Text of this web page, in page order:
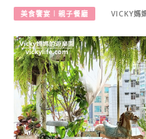
美食饗宴︱親子餐廳 VICKY媽